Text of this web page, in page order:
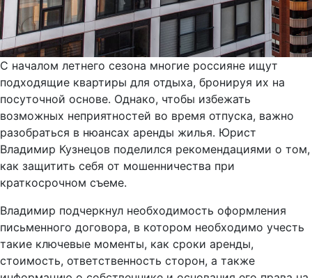
С началом летнего сезона многие россияне ищут
подходящие квартиры для отдыха, бронируя их на
посуточной основе. Однако, чтобы избежать
возможных неприятностей во время отпуска, важно
разобраться в нюансах аренды жилья. Юрист
Владимир Кузнецов поделился рекомендациями о том,
как защитить себя от мошенничества при
краткосрочном съеме.
Владимир подчеркнул необходимость оформления
письменного договора, в котором необходимо учесть
такие ключевые моменты, как сроки аренды,
стоимость, ответственность сторон, а также